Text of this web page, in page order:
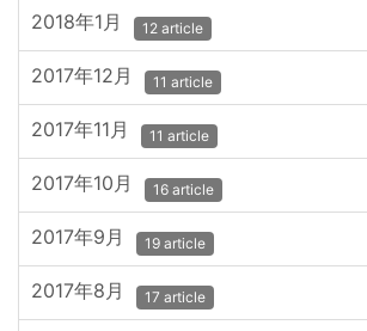
2018年1月 12 article
2017年12月 11 article
2017年11月 11 article
2017年10月 16 article
2017年9月 19 article
2017年8月 17 article